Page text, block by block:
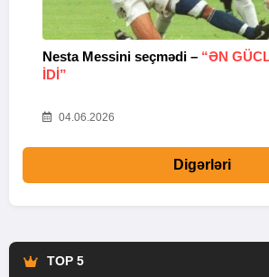
Nesta Messini seçmədi – “ƏN
IDI”
04.06.2026
Digərləri
TOP 5